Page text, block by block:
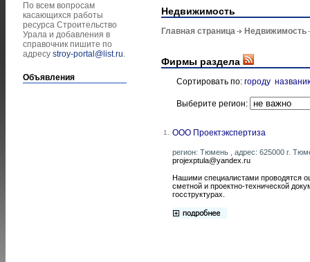
По всем вопросам
касающихся работы
ресурса Строительство
Урала и добавления в
справочник пишите по
адресу stroy-portal@list.ru.
Объявления
Недвижимость
Главная страница Недвижимость
Фирмы раздела
Сортировать по: городу
Выберите регион:
1. ООО Проектэкспертиза
регион: Тюмень , адрес: 625000 г.
projexptula@yandex.ru
Нашими специалистами проводятся
сметной и проектно-технической
госструктурах.